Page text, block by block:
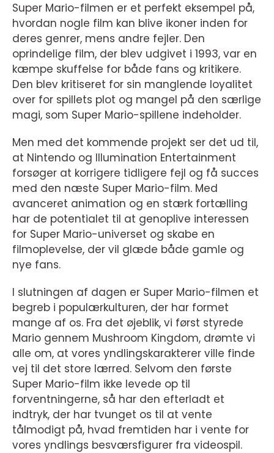
Super Mario-filmen er et perfekt eksempel på,
hvordan nogle film kan blive ikoner inden for
deres genrer, mens andre fejler. Den
oprindelige film, der blev udgivet i 1993, var en
kæmpe skuffelse for både fans og kritikere.
Den blev kritiseret for sin manglende loyalitet
over for spillets plot og mangel på den særlige
magi, som Super Mario-spillene indeholder.
Men med det kommende projekt ser det ud til,
at Nintendo og Illumination Entertainment
forsøger at korrigere tidligere fejl og få succes
med den næste Super Mario-film. Med
avanceret animation og en stærk fortælling
har de potentialet til at genoplive interessen
for Super Mario-universet og skabe en
filmoplevelse, der vil glæde både gamle og
nye fans.
I slutningen af dagen er Super Mario-filmen et
begreb i populærkulturen, der har formet
mange af os. Fra det øjeblik, vi først styrede
Mario gennem Mushroom Kingdom, drømte vi
alle om, at vores yndlingskarakterer ville finde
vej til det store lærred. Selvom den første
Super Mario-film ikke levede op til
forventningerne, så har den efterladt et
indtryk, der har tvunget os til at vente
tålmodigt på, hvad fremtiden har i vente for
vores yndlings besværsfigurer fra videospil.